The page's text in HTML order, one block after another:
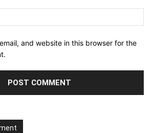
and website in this browser for the